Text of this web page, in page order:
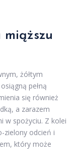
żółtym
pełną
się również
a zarazem
w spożyciu. Z kolei
zielony odcień i
który może